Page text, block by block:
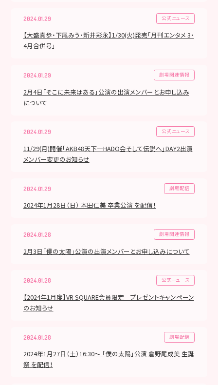
2024.01.29 公式ニュース
【大盛真歩・下尾みう・新井彩永】1/30(火)発売「月刊エンタメ 3・
4月合併号」
2024.01.29 劇場関連情報
2月4日「そこに未来はある」公演の出演メンバーとお申し込み
について
2024.01.29 公式ニュース
11/29(月)開催「AKB48天下一HADO会そして伝説へ」DAY2出演
メンバー変更のお知らせ
2024.01.29 劇場配信
2024年1月28日（日） 本田仁美 卒業公演 を配信！
2024.01.28 劇場関連情報
2月3日「僕の太陽」公演の出演メンバーとお申し込みについて
2024.01.28 公式ニュース
【2024年1月度】VR SQUARE会員限定 プレゼントキャンペーン
のお知らせ
2024.01.28 劇場配信
2024年1月27日（土）16:30～ 「僕の太陽」公演 倉野尾成美 生誕
祭 を配信！